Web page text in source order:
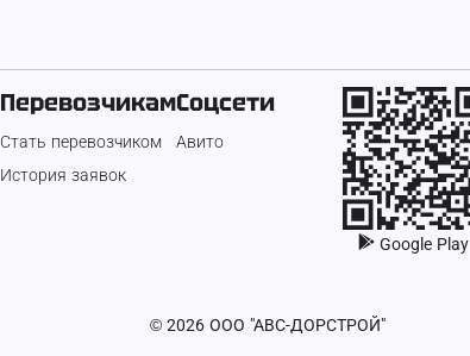
Перевозчикам
Стать перевозчиком
История заявок
Соцсети
Авито
Google Play
© 2026 ООО "АВС-ДОРСТРОЙ"